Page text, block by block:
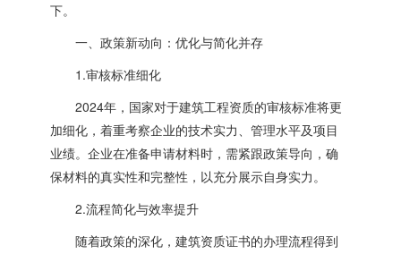
下。
一、政策新动向：优化与简化并存
1.审核标准细化
2024年，国家对于建筑工程资质的审核标准将更
加细化，着重考察企业的技术实力、管理水平及项目
业绩。企业在准备申请材料时，需紧跟政策导向，确
保材料的真实性和完整性，以充分展示自身实力。
2.流程简化与效率提升
随着政策的深化，建筑资质证书的办理流程得到